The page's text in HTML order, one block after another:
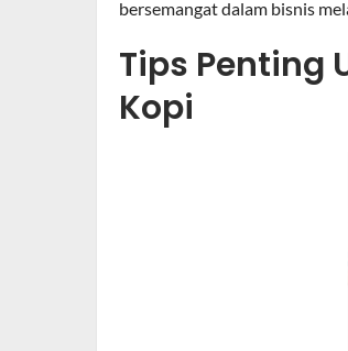
bersemangat dalam bisnis
Tips Penting
Kopi